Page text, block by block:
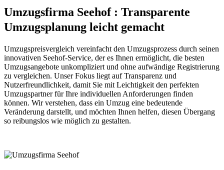
Umzugsfirma Seehof : Transparente
Umzugsplanung leicht gemacht
Umzugspreisvergleich vereinfacht den Umzugsprozess durch seinen
innovativen Seehof-Service, der es Ihnen ermöglicht, die besten
Umzugsangebote unkompliziert und ohne aufwändige Registrierung
zu vergleichen. Unser Fokus liegt auf Transparenz und
Nutzerfreundlichkeit, damit Sie mit Leichtigkeit den perfekten
Umzugspartner für Ihre individuellen Anforderungen finden
können. Wir verstehen, dass ein Umzug eine bedeutende
Veränderung darstellt, und möchten Ihnen helfen, diesen Übergang
so reibungslos wie möglich zu gestalten.